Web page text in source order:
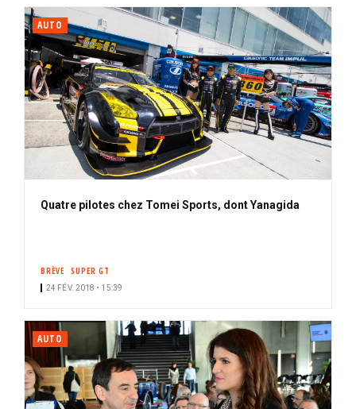
AUTO
Quatre pilotes chez Tomei Sports, dont Yanagida
BRÈVE SUPER GT
24 FÉV. 2018 • 15:39
AUTO